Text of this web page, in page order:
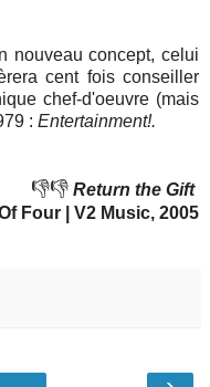
nouveau concept, celui
cent fois conseiller
chef-d'oeuvre (mais
: Entertainment!.
👎👎 Return the Gift
Four | V2 Music, 2005